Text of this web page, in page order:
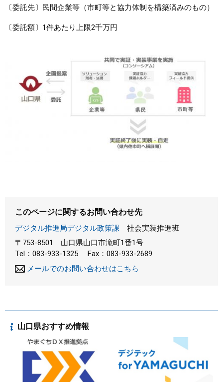
〔委託先〕民間企業等（市町等と協力体制を構築済みのもの）
〔委託額〕1件あたり上限2千万円
このページに関するお問い合わせ先
デジタル推進局デジタル政策課
社会実装推進班
〒753-8501
山口県山口市滝町1番1号
Tel：083-933-1325
Fax：083-933-2689
メールでのお問い合わせはこちら
山口県おすすめ情報